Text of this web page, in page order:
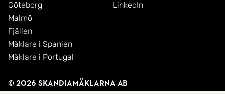
Göteborg
Malmö
Fjällen
Mäklare i Spanien
Mäklare i Portugal
LinkedIn
© 2026 SkandiaMäklarna AB